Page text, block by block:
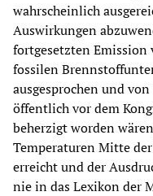
wahrscheinlich
Auswirkungen
fortgesetzten Emission
fossilen
ausgesprochen und
öffentlich vor dem
beherzigt worden
Temperaturen Mitte
erreicht und der
nie in das Lexikon der